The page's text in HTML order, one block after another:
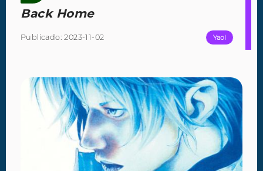
Back Home
Publicado: 2023-11-02 Yaoi